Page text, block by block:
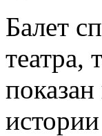
Балет
театра,